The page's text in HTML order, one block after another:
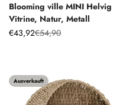
Blooming ville MINI Helvig
Vitrine, Natur, Metall
Angebot
€43,92Regulärer Preis
€54,90
Ausverkauft